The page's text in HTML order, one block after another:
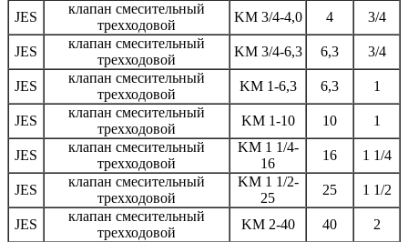
JES
клапан смесительный
трехходовой
KM 3/4-4,0 4 3/4
JES
клапан смесительный
трехходовой
KM 3/4-6,3 6,3 3/4
JES
клапан смесительный
трехходовой
KM 1-6,3 6,3 1
JES
клапан смесительный
трехходовой
KM 1-10 10 1
JES
клапан смесительный
трехходовой
KM 1 1/4-
16
16 1 1/4
JES
клапан смесительный
трехходовой
KM 1 1/2-
25
25 1 1/2
JES
клапан смесительный
трехходовой
KM 2-40 40 2